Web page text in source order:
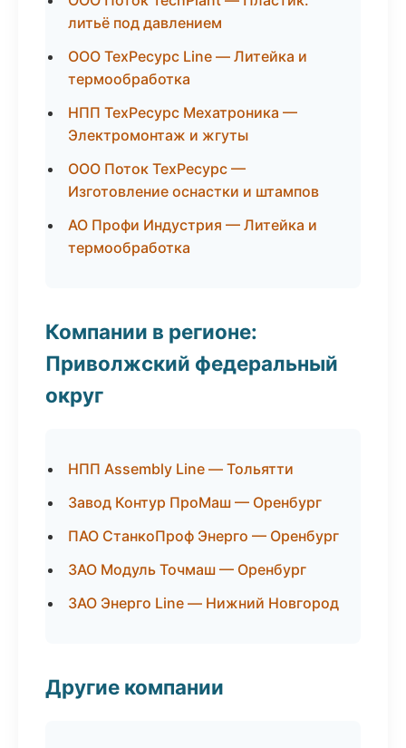
литьё под давлением
ООО ТехРесурс Line — Литейка и
термообработка
НПП ТехРесурс Мехатроника —
Электромонтаж и жгуты
ООО Поток ТехРесурс —
Изготовление оснастки и штампов
АО Профи Индустрия — Литейка и
термообработка
Компании в регионе:
Приволжский федеральный
округ
НПП Assembly Line — Тольятти
Завод Контур ПроМаш — Оренбург
ПАО СтанкоПроф Энерго — Оренбург
ЗАО Модуль Точмаш — Оренбург
ЗАО Энерго Line — Нижний Новгород
Другие компании